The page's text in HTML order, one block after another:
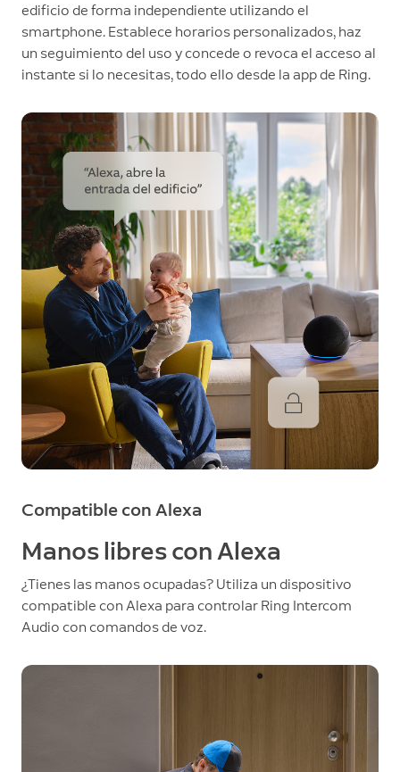
edificio de forma independiente utilizando el
smartphone. Establece horarios personalizados, haz
un seguimiento del uso y concede o revoca el acceso al
instante si lo necesitas, todo ello desde la app de Ring.
Compatible con Alexa
Manos libres con Alexa
¿Tienes las manos ocupadas? Utiliza un dispositivo
compatible con Alexa para controlar Ring Intercom
Audio con comandos de voz.